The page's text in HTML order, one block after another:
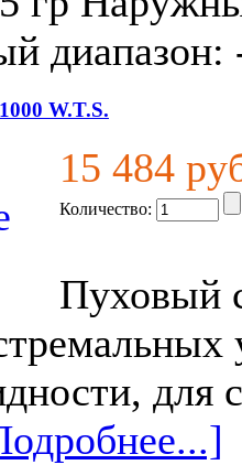
W.T.S.
15 484
Количество:
Пуховый
для